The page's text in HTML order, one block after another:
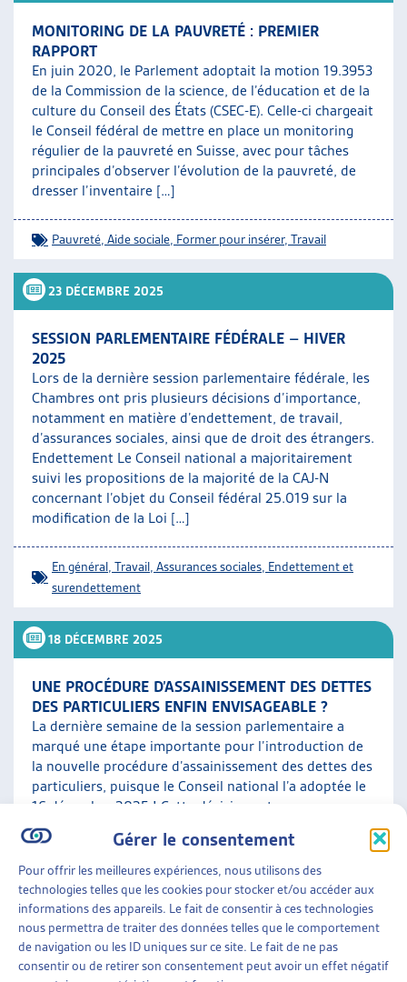
Gérer le consentement
Pour offrir les meilleures expériences, nous utilisons des
technologies telles que les cookies pour stocker et/ou accéder aux
informations des appareils. Le fait de consentir à ces technologies
nous permettra de traiter des données telles que le comportement
de navigation ou les ID uniques sur ce site. Le fait de ne pas
consentir ou de retirer son consentement peut avoir un effet négatif
MONITORING DE LA PAUVRETÉ : PREMIER
RAPPORT
En juin 2020, le Parlement adoptait la motion 19.3953
de la Commission de la science, de l’éducation et de la
culture du Conseil des États (CSEC-E). Celle-ci chargeait
le Conseil fédéral de mettre en place un monitoring
régulier de la pauvreté en Suisse, avec pour tâches
principales d’observer l’évolution de la pauvreté, de
dresser l’inventaire […]
Pauvreté Aide sociale Former pour insérer, Travail
23 DÉCEMBRE 2025
SESSION PARLEMENTAIRE FÉDÉRALE – HIVER
2025
Lors de la dernière session parlementaire fédérale, les
Chambres ont pris plusieurs décisions d’importance,
notamment en matière d’endettement, de travail,
d’assurances sociales, ainsi que de droit des étrangers.
Endettement Le Conseil national a majoritairement
suivi les propositions de la majorité de la CAJ-N
concernant l’objet du Conseil fédéral 25.019 sur la
modification de la Loi […]
En général Travail Assurances sociales Endettement et
surendettement
18 DÉCEMBRE 2025
UNE PROCÉDURE D’ASSAINISSEMENT DES DETTES
DES PARTICULIERS ENFIN ENVISAGEABLE ?
La dernière semaine de la session parlementaire a
marqué une étape importante pour l’introduction de
la nouvelle procédure d’assainissement des dettes des
particuliers, puisque le Conseil national l’a adoptée le
16 décembre 2025 ! Cette décision est un pas
supplémentaire vers une perspective concrète de
nouveau départ pour de nombreuses personnes en
situation de surendettement, une […]
Endettement et surendettement,Procédure
d'assainissement pour personne physique